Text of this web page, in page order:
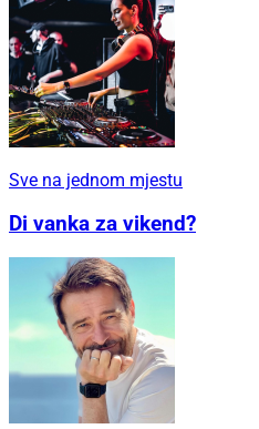
Sve na jednom mjestu
Di vanka za vikend?